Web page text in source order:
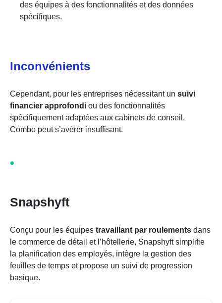
des équipes à des fonctionnalités et des données
spécifiques.
Inconvénients
Cependant, pour les entreprises nécessitant un suivi
financier approfondi ou des fonctionnalités
spécifiquement adaptées aux cabinets de conseil,
Combo peut s’avérer insuffisant.
Snapshyft
Conçu pour les équipes travaillant par roulements dans
le commerce de détail et l’hôtellerie, Snapshyft simplifie
la planification des employés, intègre la gestion des
feuilles de temps et propose un suivi de progression
basique.